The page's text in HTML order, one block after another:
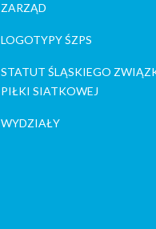
ZARZĄD
LOGOTYPY ŚZPS
STATUT ŚLĄSKIEGO
PIŁKI SIATKOWEJ
WYDZIAŁY